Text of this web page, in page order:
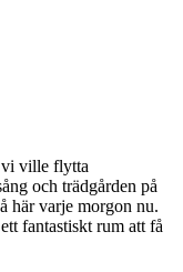
vi ville flytta
och trädgården på
här varje morgon nu.
fantastiskt rum att få